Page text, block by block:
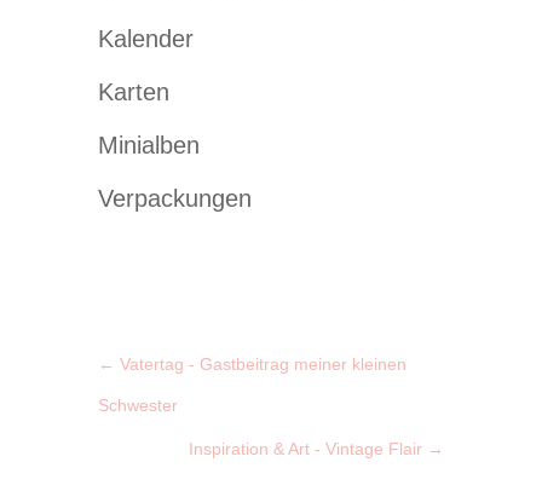
Kalender
Karten
Minialben
Verpackungen
← Vatertag - Gastbeitrag meiner kleinen
Schwester
Inspiration & Art - Vintage Flair →